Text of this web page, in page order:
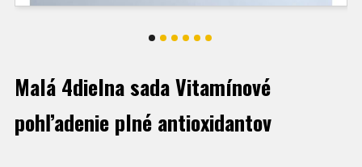
Malá 4dielna sada Vitamínové
pohľadenie plné antioxidantov